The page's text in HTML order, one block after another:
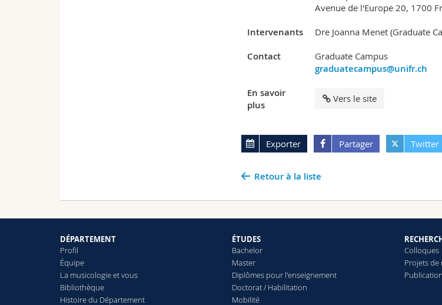
Avenue de l'Europe 20, 1700
Intervenants Dre Joanna Menet (Graduate
Contact Graduate Campus
graduatecampus@unifr.ch
En savoir
plus
Vers le site
Exporter Partager Twitter
Retour à la liste
DÉPARTEMENT
Profil
Équipe
La musicologie et vous
Bibliothèque
Histoire du Département
ÉTUDES
Bachelor
Master
Diplômes pour l'enseignement
Doctorat / Habilitation
Mobilité
Colloques
Projets de